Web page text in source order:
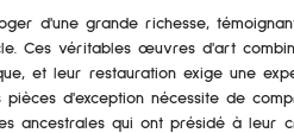
d'une grande richesse,
Ces véritables œuvres d'art
et leur restauration exige une
d'exception nécessite de
ancestrales qui ont présidé à leur